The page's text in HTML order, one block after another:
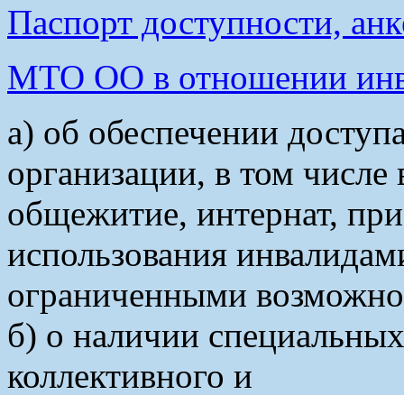
Паспорт доступности,
МТО ОО в отношении
а) об обеспечении
организации, в том числе
общежитие, интернат,
использования
ограниченными
б) о наличии
коллективного и